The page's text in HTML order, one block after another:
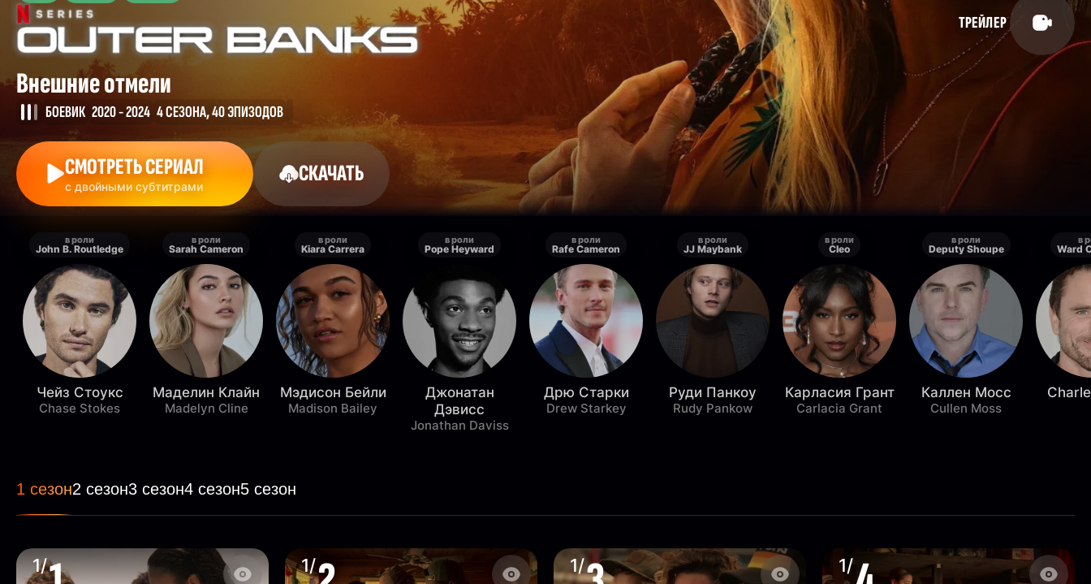
Внешние отмели
БОЕВИК 2020 - 2024 4 СЕЗОНА, 40 ЭПИЗОДОВ
СМОТРЕТЬ СЕРИАЛ
с двойными субтитрами СКАЧАТЬ
ТРЕЙЛЕР
в роли
John B. Routledge
Чейз Стоукс
Chase Stokes
в роли
Sarah Cameron
Маделин Клайн
Madelyn Cline
в роли
Kiara Carrera
Мэдисон Бейли
Madison Bailey
в роли
Pope Heyward
Джонатан
Дэвисс
Jonathan Daviss
в роли
Rafe Cameron
Дрю Старки
Drew Starkey
в роли
JJ Maybank
Руди Панкоу
Rudy Pankow
в роли
Cleo
Карласия Грант
Carlacia Grant
в роли
Deputy Shoupe
Каллен Мосс
Cullen Moss
в
Ward
1 сезон2 сезон3 сезон4 сезон5 сезон
1/ 1/ 1/ 1/